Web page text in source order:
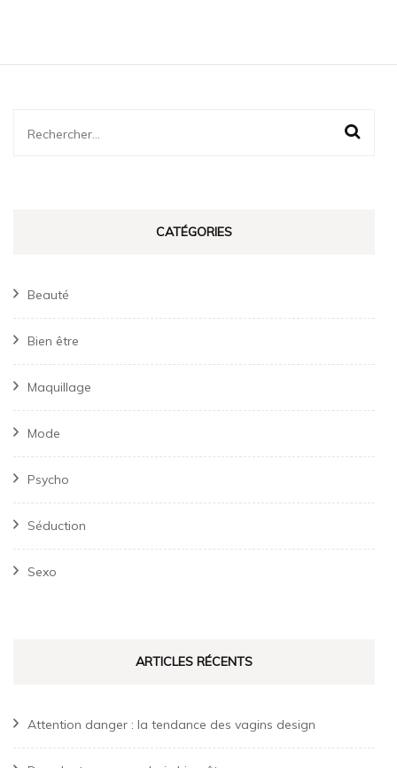
Rechercher :
CATÉGORIES
Beauté
Bien être
Maquillage
Mode
Psycho
Séduction
Sexo
ARTICLES RÉCENTS
Attention danger : la tendance des vagins design